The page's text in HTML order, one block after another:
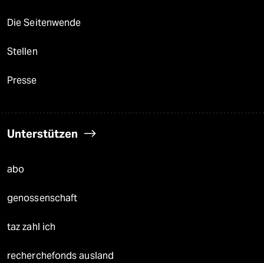
Die Seitenwende
Stellen
Presse
Unterstützen
abo
genossenschaft
taz zahl ich
recherchefonds ausland